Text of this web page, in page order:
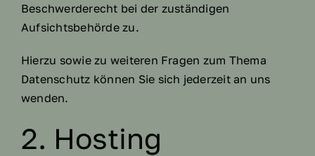
Beschwerderecht bei der zuständigen
Aufsichtsbehörde zu.
Hierzu sowie zu weiteren Fragen zum Thema
Datenschutz können Sie sich jederzeit an uns
wenden.
2. Hosting